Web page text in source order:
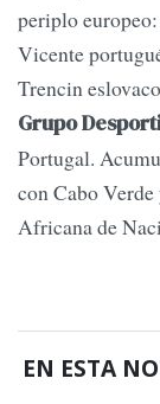
periplo
Vicente
Trencin
Grupo
Portugal.
con Cabo
Africana de
EN ESTA